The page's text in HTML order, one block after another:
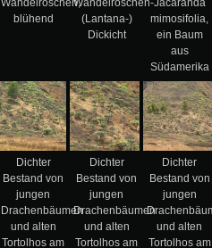
Wandelröschen,
blühend
Wandelröschen-
(Lantana-)
Dickicht
Jacaranda
mimosifolia,
ein Baum
aus
Südamerika
Dichter
Bestand von
jungen
Drachenbäumen
und alten
Tortolhos am
Dichter
Bestand von
jungen
Drachenbäumen
und alten
Tortolhos am
Dichter
Bestand von
jungen
und alten
Tortolhos am